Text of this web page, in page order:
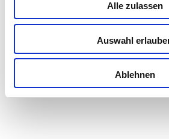
Alle zulassen
Auswahl
Ablehnen
Read more